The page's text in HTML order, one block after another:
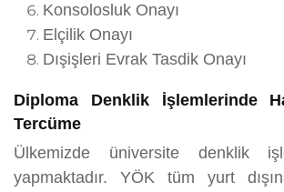
Konsolosluk Onayı
Elçilik Onayı
Dışişleri Evrak Tasdik Onayı
Diploma Denklik İşlemlerinde
Tercüme
Ülkemizde üniversite denklik
yapmaktadır. YÖK tüm yurt